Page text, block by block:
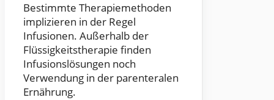
Bestimmte Therapiemethoden
implizieren in der Regel
Infusionen. Außerhalb der
Flüssigkeitstherapie finden
Infusionslösungen noch
Verwendung in der parenteralen
Ernährung.